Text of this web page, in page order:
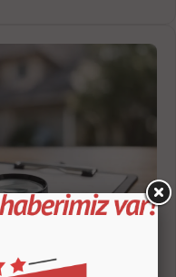
7 Kritik Kriter
gece görüşü, kayıt
veya iş yeriniz için